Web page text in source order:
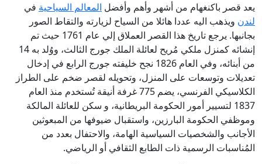
يعد قصر باكنغهام من أشهر وأهم وأفضل المعالم السياحية في
لندن ويذهب اليه عددا هائلا من السياح لزيارته والتقاط الصور
بجانبها. يرجع تاريخ هذا القصر العملاق إلي عام 1761 حيث تم
إنشائه كمنزل ملكي مُريح لعائلة الملك جورج الثالث، ووُلد به 14
من أبنائه، وفي العام 1826 نجح خليفته جورج الرابع في إدخال
تعديلات وتوسعات على المنزل، وتحويله لقصر ضخم على الطراز
الكلاسيكي الفرنسي، يضم 775 غرفة أنيقة تُستخدم منذ العام
1837 لتسيير أمور الحكومة البريطانية، و سكن للعائلة المالكة
وموظفي الحكومة البارزين، واستقبال ضيوفها من المبعوثين
الأجانب والشخصيات السياسية الهامة، والاحتفال بعدد من
المُناسبات الرسمية ذات الطابع الثقافي أو الرياضي.